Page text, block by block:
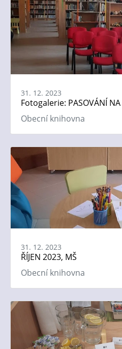
31. 12. 2023
Fotogalerie: PASOVÁNÍ
Obecní knihovna
31. 12. 2023
ŘÍJEN 2023, MŠ
Obecní knihovna